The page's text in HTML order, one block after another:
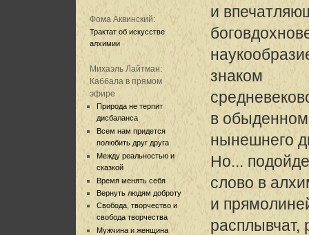
Фома Аквинский:
Трактат об искусстве
алхимии
Михаэль Лайтман:
Каббала в прямом
эфире
Природа не терпит
дисбаланса
Всем нам придется
полюбить друг друга
Между реальностью и
сказкой
Время менять себя
Вернуть людям доброту
Свобода, творчество и
свобода творчества
Мужчина и женщина
и
знаком
в
нынешнего
Но...
слово в
и
расплывчат,